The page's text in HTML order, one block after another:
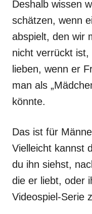
Deshalb wissen
schätzen, wenn
abspielt, den wir
nicht verrückt
lieben, wenn er
man als
könnte.
Das ist für
Vielleicht kannst
du ihn siehst,
die er liebt, oder
Videospiel-Serie